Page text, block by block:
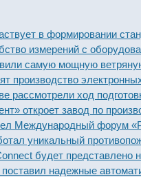
в формировании
измерений с оборудованием
мощную ветряную
электронных
ход подготовки
завод по
форум
уникальный
будет представлено на
надежные